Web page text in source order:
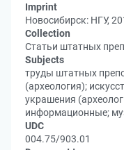
Imprint
Новосибирск: НГУ,
Collection
Статьи штатных
Subjects
труды штатных
(археология);
украшения
информационные;
UDC
004.75/903.01